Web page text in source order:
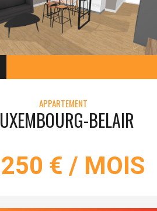
APPARTEMENT
BELAIR
€ / MOIS